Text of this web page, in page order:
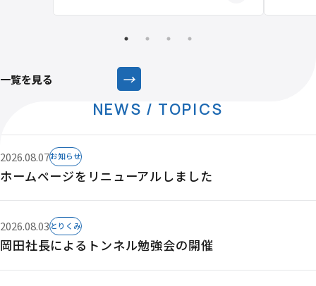
一覧を見る →
NEWS / TOPICS
2026.08.07お知らせ
ホームページをリニューアルしました
2026.08.03とりくみ
岡田社長によるトンネル勉強会の開催